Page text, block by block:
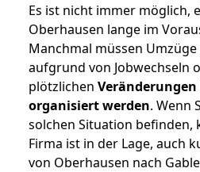
Es ist nicht immer möglich,
Oberhausen lange im
Manchmal müssen Umzüge
aufgrund von Jobwechseln
plötzlichen
organisiert werden. Wenn
solchen Situation befinden,
Firma ist in der Lage, auch
von Oberhausen nach